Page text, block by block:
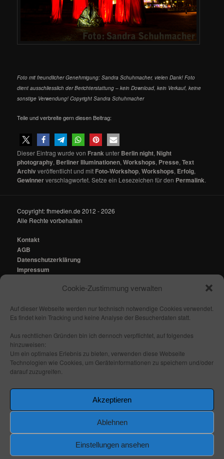
Cookie-Zustimmung verwalten
Auf dieser Webseite werden nur technisch notwendige Cookies verwendet.
Es findet kein Tracking und keine Analyse der Besucherdaten statt.
Aus rechtlichen Gründen bin ich dennoch verpflichtet, auf folgendes
hinzuweisen:
Um ein optimales Erlebnis zu bieten, verwenden diese Webseite
Technologien wie Cookies, um Geräteinformationen zu speichern und/oder
darauf zuzugreifen.
Akzeptieren
Ablehnen
Einstellungen ansehen
Foto mit freundlicher Genehmigung: Sandra Schuhmacher, vielen Dank! Foto
dient ausschliesslich der Berichterstattung – kein Download, kein Verkauf, keine
sonstige Verwendung! Copyright Sandra Schuhmacher
Teile und verbreite gern diesen Beitrag:
Dieser Eintrag wurde von Frankunter Berlin night, Night
photography, Berliner Illuminationen,Workshops, Presse,Text
Archivveröffentlicht und mit Foto-Workshop,Workshops, Erfolg,
Gewinnerverschlagwortet. Setze ein Lesezeichen für den Permalink.
Copyright: fhmedien.de 2012 - 2026
Alle Rechte vorbehalten
Kontakt
AGB
Datenschutzerklärung
Impressum
mail@fhmedien.de
Nach oben/ Seitenanfang
Folge mir:
_ _
Stolz präsentiert von WordPress